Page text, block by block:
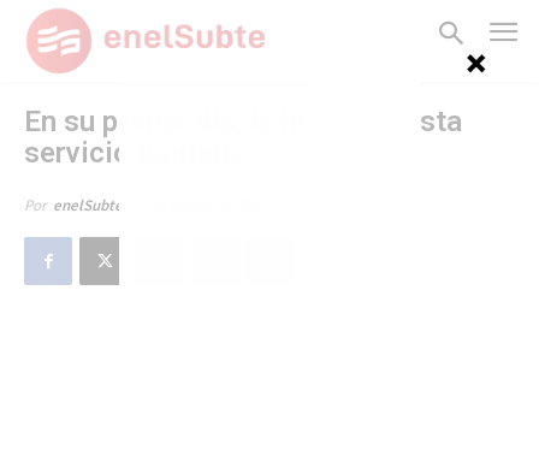
En su primer día, la línea A presta
servicio limitado
Por enelSubte